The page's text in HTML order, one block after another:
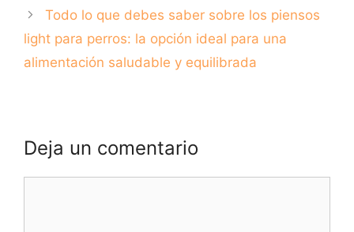
Todo lo que debes saber sobre los piensos
light para perros: la opción ideal para una
alimentación saludable y equilibrada
Deja un comentario